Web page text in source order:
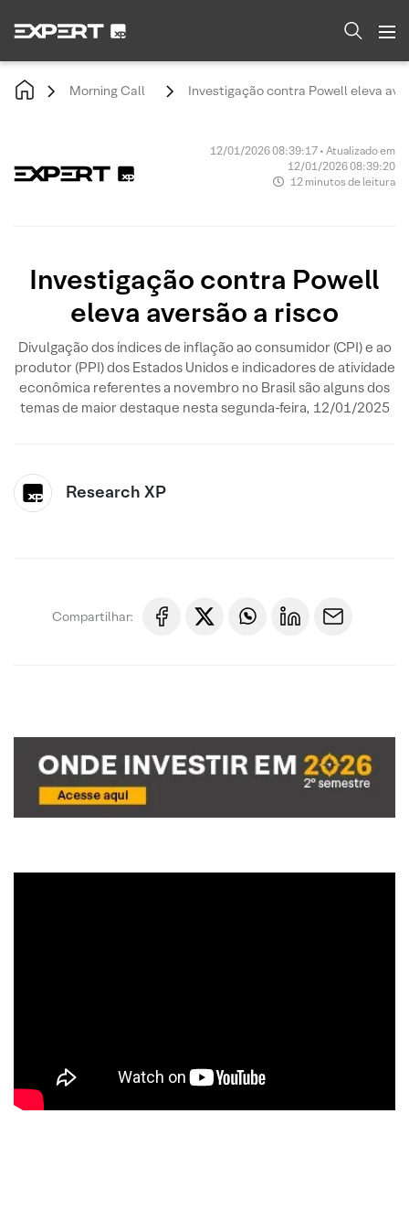
Morning Call Investigação contra Powell eleva
12/01/2026 08:39:17 • Atualizado em
12/01/2026 08:39:20
12 minutos de leitura
Investigação contra Powell
eleva aversão a risco
Divulgação dos índices de inflação ao consumidor (CPI) e ao
produtor (PPI) dos Estados Unidos e indicadores de atividade
econômica referentes a novembro no Brasil são alguns dos
temas de maior destaque nesta segunda-feira, 12/01/2025
Research XP
Compartilhar: